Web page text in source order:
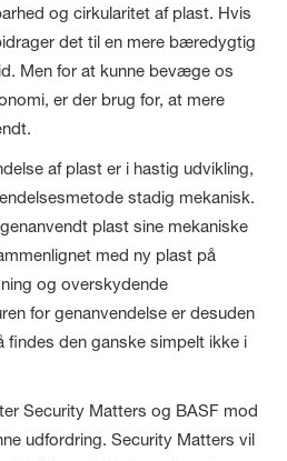
og cirkularitet af plast. Hvis
det til en mere bæredygtig
Men for at kunne bevæge os
er der brug for, at mere
af plast er i hastig udvikling,
stadig mekanisk.
plast sine mekaniske
med ny plast på
og overskydende
for genanvendelse er desuden
den ganske simpelt ikke i
Security Matters og BASF mod
udfordring. Security Matters vil